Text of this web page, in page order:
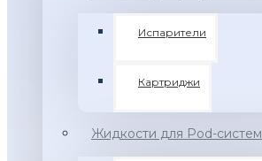
Испарители
Картриджи
Жидкости для Pod-систем